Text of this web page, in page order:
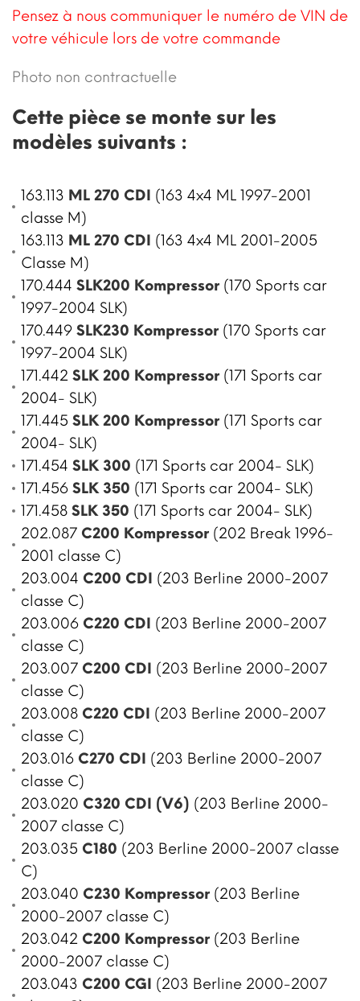
Pensez à nous communiquer le numéro de VIN de
votre véhicule lors de votre commande
Photo non contractuelle
Cette pièce se monte sur les
modèles suivants :
163.113 ML 270 CDI (163 4x4 ML 1997-2001
classe M)
163.113 ML 270 CDI (163 4x4 ML 2001-2005
Classe M)
170.444 SLK200 Kompressor (170 Sports car
1997-2004 SLK)
170.449 SLK230 Kompressor (170 Sports car
1997-2004 SLK)
171.442 SLK 200 Kompressor (171 Sports car
2004- SLK)
171.445 SLK 200 Kompressor (171 Sports car
2004- SLK)
171.454 SLK 300 (171 Sports car 2004- SLK)
171.456 SLK 350 (171 Sports car 2004- SLK)
171.458 SLK 350 (171 Sports car 2004- SLK)
202.087 C200 Kompressor (202 Break 1996-
2001 classe C)
203.004 C200 CDI (203 Berline 2000-2007
classe C)
203.006 C220 CDI (203 Berline 2000-2007
classe C)
203.007 C200 CDI (203 Berline 2000-2007
classe C)
203.008 C220 CDI (203 Berline 2000-2007
classe C)
203.016 C270 CDI (203 Berline 2000-2007
classe C)
203.020 C320 CDI (V6) (203 Berline 2000-
2007 classe C)
203.035 C180 (203 Berline 2000-2007 classe
C)
203.040 C230 Kompressor (203 Berline
2000-2007 classe C)
203.042 C200 Kompressor (203 Berline
2000-2007 classe C)
203.043 C200 CGI (203 Berline 2000-2007